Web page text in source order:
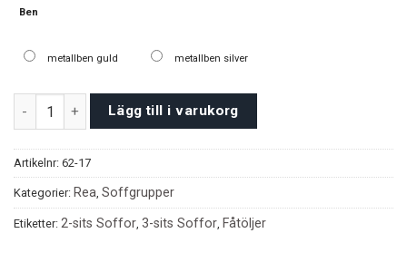
Ben
metallben guld metallben silver
Trieste soffgrupp 3+2+1 mängd
Lägg till i varukorg
Artikelnr: 62-17
Kategorier: Rea Soffgrupper
Etiketter: 2-sits Soffor 3-sits Soffor Fåtöljer